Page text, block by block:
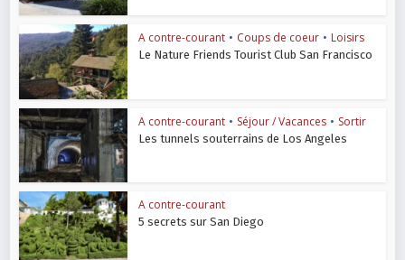
A contre-courant • Coups de coeur • Loisirs
Le Nature Friends Tourist Club San Francisco
A contre-courant • Séjour / Vacances • Sortir
Les tunnels souterrains de Los Angeles
A contre-courant
5 secrets sur San Diego